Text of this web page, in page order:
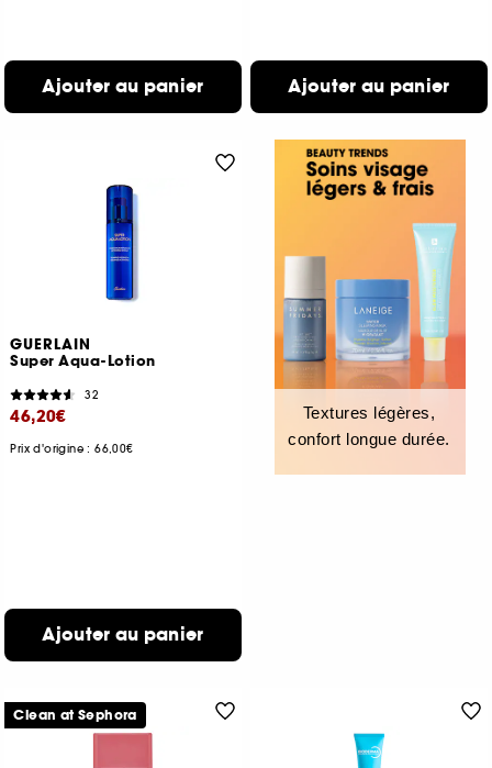
Ajouter au panier Ajouter au panier
GUERLAIN
Super Aqua-Lotion
32
46,20€
Prix d'origine : 66,00€
Ajouter au panier
Textures légères,
confort longue durée.
Clean at Sephora